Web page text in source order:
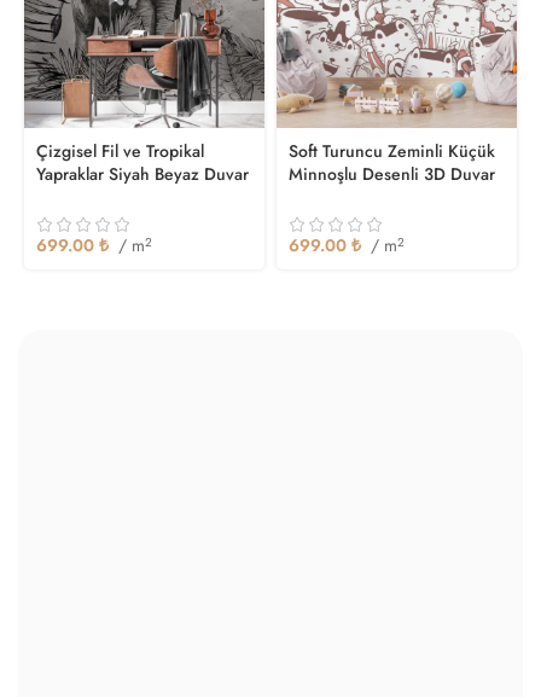
Çizgisel Fil ve Tropikal
Yapraklar Siyah Beyaz Duvar
699.00 ₺ / m2
Soft Turuncu Zeminli Küçük
Minnoşlu Desenli 3D Duvar
699.00 ₺ / m2